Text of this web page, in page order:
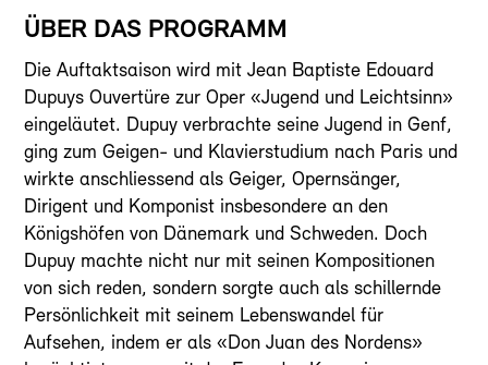
ÜBER DAS PROGRAMM
Die Auftaktsaison wird mit Jean Baptiste Edouard
Dupuys Ouvertüre zur Oper «Jugend und Leichtsinn»
eingeläutet. Dupuy verbrachte seine Jugend in Genf,
ging zum Geigen- und Klavierstudium nach Paris und
wirkte anschliessend als Geiger, Opernsänger,
Dirigent und Komponist insbesondere an den
Königshöfen von Dänemark und Schweden. Doch
Dupuy machte nicht nur mit seinen Kompositionen
von sich reden, sondern sorgte auch als schillernde
Persönlichkeit mit seinem Lebenswandel für
Aufsehen, indem er als «Don Juan des Nordens»